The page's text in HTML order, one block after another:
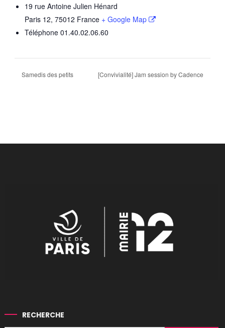
19 rue Antoine Julien Hénard
Paris 12, 75012 France + Google Map
Téléphone 01.40.02.06.60
Samedis des petits [Convivialité] Jam session by Cadence
RECHERCHE